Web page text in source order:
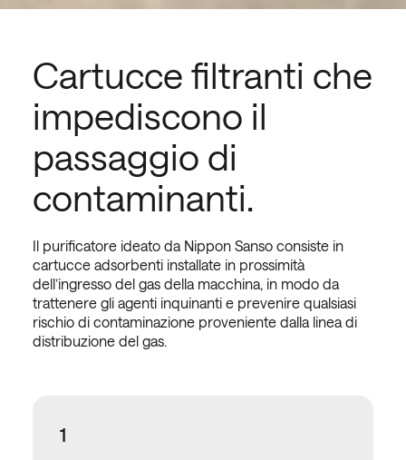
Cartucce filtranti che
impediscono il
passaggio di
contaminanti.
Il purificatore ideato da Nippon Sanso consiste in
cartucce adsorbenti installate in prossimità
dell’ingresso del gas della macchina, in modo da
trattenere gli agenti inquinanti e prevenire qualsiasi
rischio di contaminazione proveniente dalla linea di
distribuzione del gas.
1